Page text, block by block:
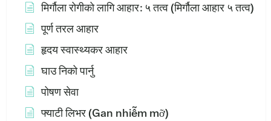
मिर्गौला रोगीको लागि आहार: ५ तत्व (मिर्गौला आहार ५ तत्व)
पूर्ण तरल आहार
हृदय स्वास्थ्यकर आहार
घाउ निको पार्नु
पोषण सेवा
फ्याटी लिभर (Gan nhiễm mỡ)